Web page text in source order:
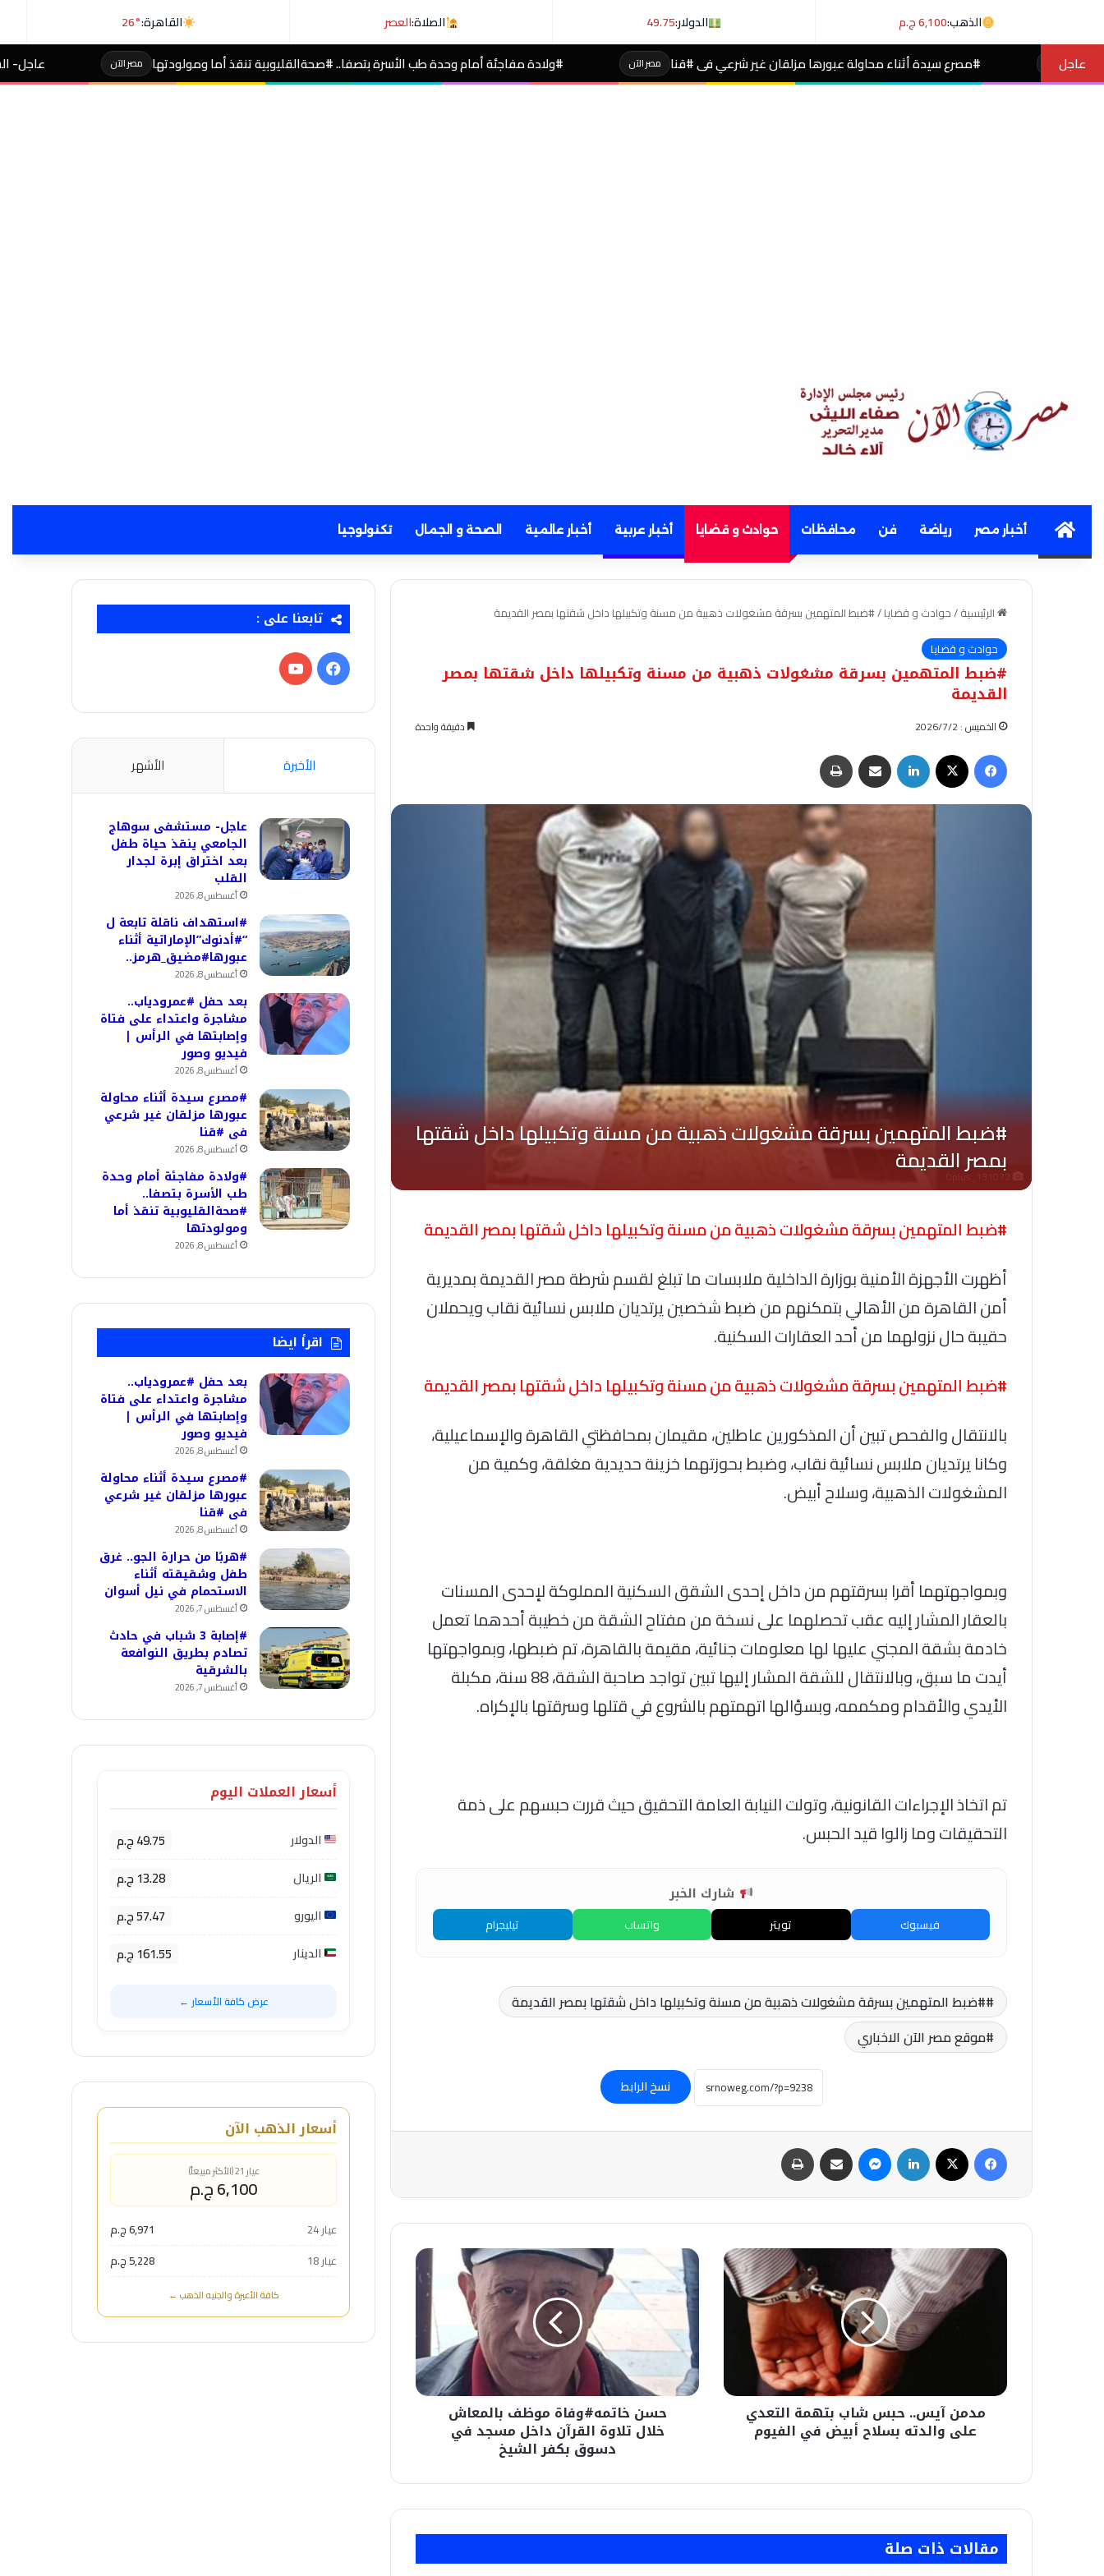
الذهب:6,100 ج.م الدولار:49.75 الصلاة:العصر القاهرة:26°
عاجل
#مصرع سيدة أثناء محاولة عبورها مزلقان غير شرعي فى #قنا مصر الآن #ولادة مفاجئة أمام وحدة طب الأسرة بتصفا.. #صحةالقليوبية تنقذ أما ومولودتها مصر الآن عاجل- الشيوخ الأميركي
Homeأخبار مصر رياضة فن محافظات حوادث و قضايا أخبار عربية أخبار عالمية الصحة و الجمال تكنولوجيا
الرئيسية/حوادث و قضايا/#ضبط المتهمين بسرقة مشغولات ذهبية من مسنة وتكبيلها داخل شقتها بمصر القديمة
حوادث و قضايا
#ضبط المتهمين بسرقة مشغولات ذهبية من مسنة وتكبيلها داخل شقتها بمصر
القديمة
الخميس : 2026/7/2 دقيقة واحدة
فيسبوك لينكدإن مشاركة عبر البريد
#ضبط المتهمين بسرقة مشغولات ذهبية من مسنة وتكبيلها داخل شقتها بمصر القديمة
أظهرت الأجهزة الأمنية بوزارة الداخلية ملابسات ما تبلغ لقسم شرطة مصر القديمة بمديرية
أمن القاهرة من الأهالي بتمكنهم من ضبط شخصين يرتديان ملابس نسائية نقاب ويحملان
حقيبة حال نزولهما من أحد العقارات السكنية.
#ضبط المتهمين بسرقة مشغولات ذهبية من مسنة وتكبيلها داخل شقتها بمصر القديمة
بالانتقال والفحص تبين أن المذكورين عاطلين، مقيمان بمحافظتي القاهرة والإسماعيلية،
وكانا يرتديان ملابس نسائية نقاب، وضبط بحوزتهما خزينة حديدية مغلقة، وكمية من
المشغولات الذهبية، وسلاح أبيض.
وبمواجهتهما أقرا بسرقتهم من داخل إحدى الشقق السكنية المملوكة لإحدى المسنات
بالعقار المشار إليه عقب تحصلهما على نسخة من مفتاح الشقة من خطيبة أحدهما تعمل
خادمة بشقة المجني عليها لها معلومات جنائية، مقيمة بالقاهرة، تم ضبطها، وبمواجهتها
أيدت ما سبق، وبالانتقال للشقة المشار إليها تبين تواجد صاحبة الشقة، 88 سنة، مكبلة
الأيدي والأقدام ومكممه، وبسؤالها اتهمتهم بالشروع في قتلها وسرقتها بالإكراه.
تم اتخاذ الإجراءات القانونية، وتولت النيابة العامة التحقيق حيث قررت حبسهم على ذمة
التحقيقات وما زالوا قيد الحبس.
شارك الخبر
فيسبوك تويتر واتساب تيليجرام
#ضبط المتهمين بسرقة مشغولات ذهبية من مسنة وتكبيلها داخل شقتها بمصر القديمة
موقع مصر الآن الاخباري
نسخ الرابط
فيسبوك لينكدإن ماسنجر مشاركة عبر البريد
مدمن
آيس..
بسلاح
مدمن آيس.. حبس شاب بتهمة التعدي
على والدته بسلاح أبيض في الفيوم
حسن
خاتمه#وفاة
موظف
بالمعاش
خلال
تلاوة
القرآن
داخل
مسجد
حسن خاتمه#وفاة موظف بالمعاش
خلال تلاوة القرآن داخل مسجد في
دسوق بكفر الشيخ
مقالات ذات صلة
تابعنا على :
فيسبوك‫YouTube
الأخيرة الأشهر
عاجل- مستشفى سوهاج
الجامعي ينقذ حياة طفل
بعد اختراق إبرة لجدار
القلب
أغسطس 8, 2026
#استهداف ناقلة تابعة ل
“#أدنوك”الإماراتية أثناء
عبورها#مضيق_هرمز..
أغسطس 8, 2026
بعد حفل #عمرودياب..
مشاجرة واعتداء على فتاة
وإصابتها في الرأس |
فيديو وصور
أغسطس 8, 2026
#مصرع سيدة أثناء محاولة
عبورها مزلقان غير شرعي
فى #قنا
أغسطس 8, 2026
#ولادة مفاجئة أمام وحدة
طب الأسرة بتصفا..
#صحةالقليوبية تنقذ أما
ومولودتها
أغسطس 8, 2026
اقرأ ايضا
بعد حفل #عمرودياب..
مشاجرة واعتداء على فتاة
وإصابتها في الرأس |
فيديو وصور
أغسطس 8, 2026
#مصرع سيدة أثناء محاولة
عبورها مزلقان غير شرعي
فى #قنا
أغسطس 8, 2026
#هربًا من حرارة الجو.. غرق
طفل وشقيقته أثناء
الاستحمام في نيل أسوان
أغسطس 7, 2026
#إصابة 3 شباب في حادث
تصادم بطريق النوافعة
بالشرقية
أغسطس 7, 2026
أسعار العملات اليوم
الدولار 49.75 ج.م
الريال 13.28 ج.م
اليورو 57.47 ج.م
الدينار 161.55 ج.م
عرض كافة الأسعار ←
أسعار الذهب الآن
عيار 21 (الأكثر مبيعاً)
6,100 ج.م
عيار 24
6,971 ج.م
عيار 18
5,228 ج.م
كافة الأعيرة والجنيه الذهب ←